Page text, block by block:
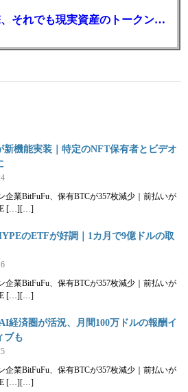
四半期で99件の攻撃、それでも現実資産のトークン化は最高値
新機能実装｜特定のNFT保有者とビデオ
企業BitFuFu、保有BTCが357枚減少｜前払いが
E […][…]
のETFが好調｜1カ月で9億ドルの取
企業BitFuFu、保有BTCが357枚減少｜前払いが
E […][…]
経済圏が活況、月間100万ドルの報酬イ
ブも
企業BitFuFu、保有BTCが357枚減少｜前払いが
E […][…]